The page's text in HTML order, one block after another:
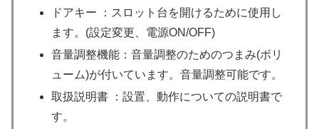
ドアキー ：スロット台を開けるために使用し
ます。(設定変更、電源ON/OFF)
音量調整機能：音量調整のためのつまみ(ボリ
ューム)が付いています。音量調整可能です。
取扱説明書 ：設置、動作についての説明書で
す。